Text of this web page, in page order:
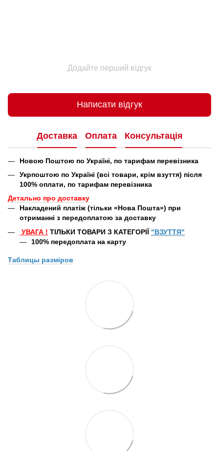
Додайте перший відгук
Написати відгук
Доставка Оплата Консультація
Новою Поштою по Україні, по тарифам перевізника
Укрпоштою по Україні (всі товари, крім взуття) після
100% оплати, по тарифам перевізника
Детально про доставку
Накладений платіж (тільки «Нова Пошта») при
отриманні з передоплатою за доставку
УВАГА ! ТІЛЬКИ ТОВАРИ З КАТЕГОРІЇ "ВЗУТТЯ"
100% передоплата на карту
Таблицы разміров